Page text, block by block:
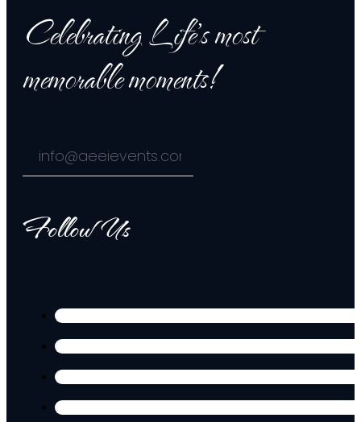
Celebrating Life's most
memorable moments!
Follow Us